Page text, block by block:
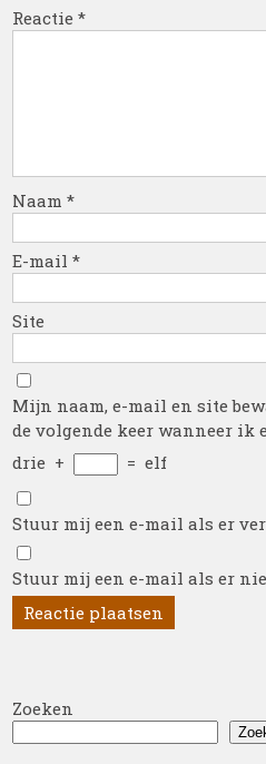
Reactie*
Naam*
E-mail*
Site
Mijn naam, e-mail en site
de volgende keer wanneer ik
drie + = elf
Stuur mij een e-mail als er
Stuur mij een e-mail als er
Zoeken